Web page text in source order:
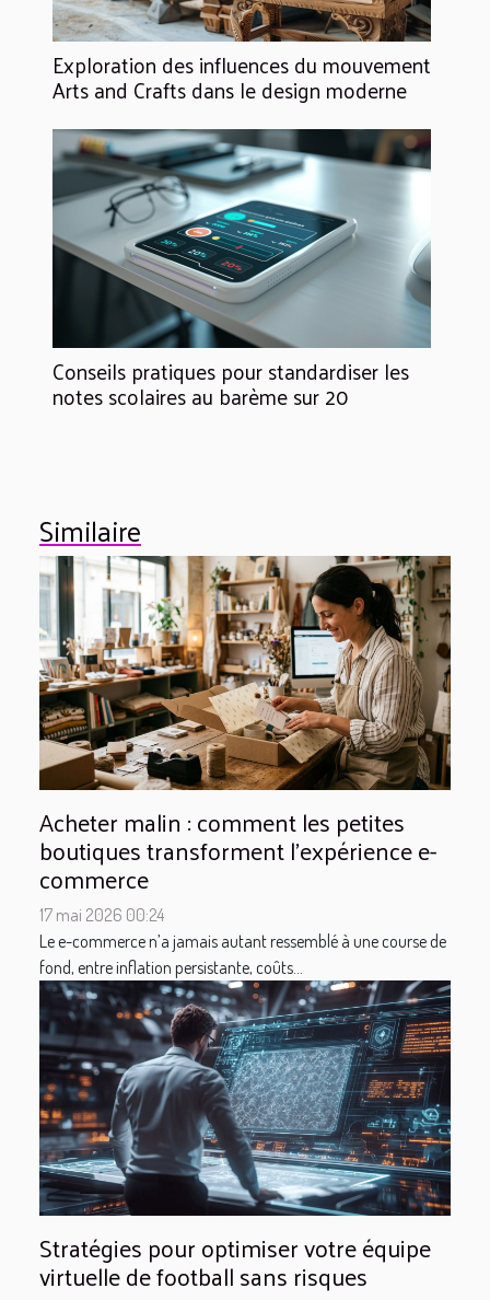
Exploration des influences du mouvement
Arts and Crafts dans le design moderne
Conseils pratiques pour standardiser les
notes scolaires au barème sur 20
Similaire
Acheter malin : comment les petites
boutiques transforment l’expérience e-
commerce
17 mai 2026 00:24
Le e-commerce n’a jamais autant ressemblé à une course de
fond, entre inflation persistante, coûts...
Stratégies pour optimiser votre équipe
virtuelle de football sans risques